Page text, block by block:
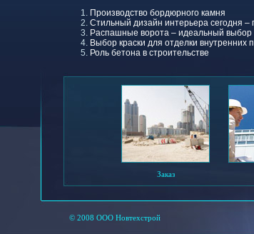
Производство бордюрного камня
Стильный дизайн интерьера сегодня –
Распашные ворота – идеальный выбор
Выбор краски для отделки внутренних
Роль бетона в строительстве
Заказ
© 2008 ООО Новтехстрой